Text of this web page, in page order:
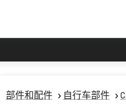
部件和配件 自行车部件